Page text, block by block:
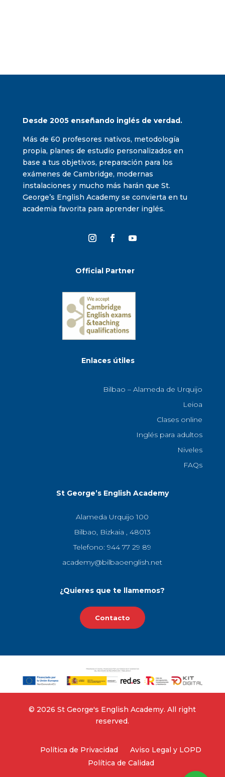
Desde 2005 enseñando inglés de verdad.
Más de 60 profesores nativos, metodología
propia, planes de estudio personalizados en
base a tus objetivos, preparación para los
exámenes de Cambridge, modernas
instalaciones y mucho más harán que St.
George’s English Academy se convierta en tu
academia favorita para aprender inglés.
Official Partner
Enlaces útiles
Bilbao – Alameda de Urquijo
Leioa
Clases online
Inglés para adultos
Niveles
FAQs
St George’s English Academy
Alameda Urquijo 100
Bilbao, Bizkaia , 48013
Telefono: 944 77 29 89
academy@bilbaoenglish.net
¿Quieres que te llamemos?
Contacto
©‎ 2026 St George's English Academy. All right
reserved.
Política de Privacidad
Aviso Legal y LOPD
Política de Calidad